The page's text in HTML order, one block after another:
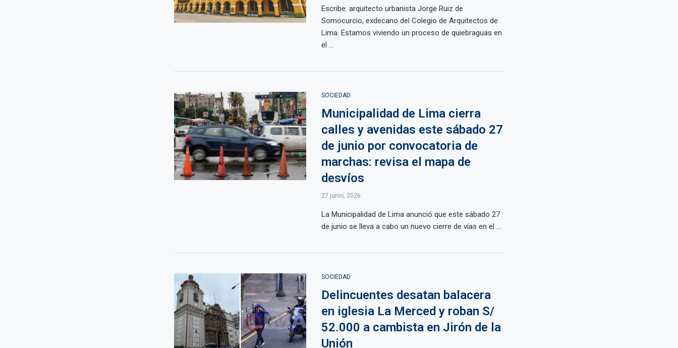
Escribe: arquitecto urbanista Jorge Ruiz de
Somocurcio, exdecano del Colegio de Arquitectos de
Lima. Estamos viviendo un proceso de quiebraguas en
el ...
SOCIEDAD
Municipalidad de Lima cierra
calles y avenidas este sábado 27
de junio por convocatoria de
marchas: revisa el mapa de
desvíos
27 junio, 2026
La Municipalidad de Lima anunció que este sábado 27
de junio se lleva a cabo un nuevo cierre de vías en el ...
SOCIEDAD
Delincuentes desatan balacera
en iglesia La Merced y roban S/
52.000 a cambista en Jirón de la
Unión